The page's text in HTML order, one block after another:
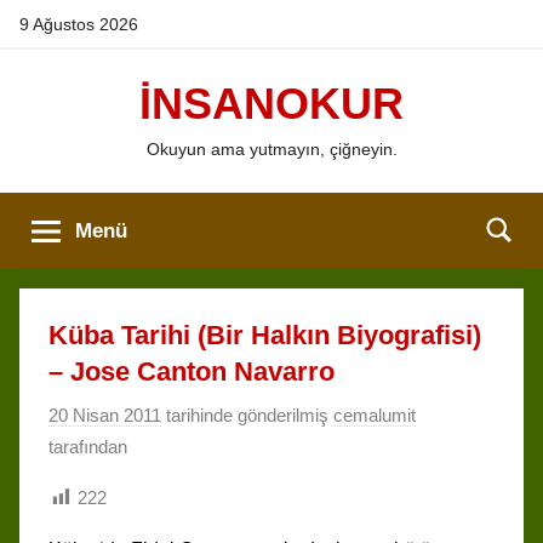
İçeriğe
9 Ağustos 2026
İNSANOKUR
Okuyun ama yutmayın, çiğneyin.
Menü
Küba Tarihi (Bir Halkın Biyografisi)
– Jose Canton Navarro
20 Nisan 2011 tarihinde gönderilmiş cemalumit
tarafından
222